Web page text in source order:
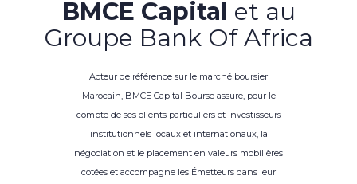
BMCE Capital et au
Groupe Bank Of Africa
Acteur de référence sur le marché boursier
Marocain, BMCE Capital Bourse assure, pour le
compte de ses clients particuliers et investisseurs
institutionnels locaux et internationaux, la
négociation et le placement en valeurs mobilières
cotées et accompagne les Émetteurs dans leur